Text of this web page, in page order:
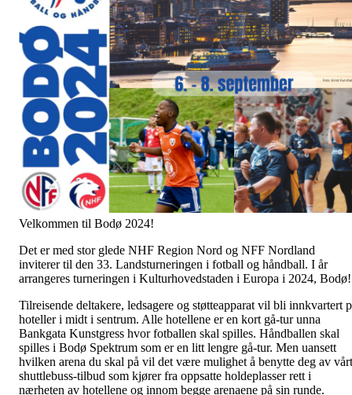
Velkommen til Bodø 2024!
Det er med stor glede NHF Region Nord og NFF Nordland
inviterer til den 33. Landsturneringen i fotball og håndball. I år
arrangeres turneringen i Kulturhovedstaden i Europa i 2024,
Tilreisende deltakere, ledsagere og støtteapparat vil bli innkvartert
hoteller i midt i sentrum. Alle hotellene er en kort gå-tur unna
Bankgata Kunstgress hvor fotballen skal spilles. Håndballen skal
spilles i Bodø Spektrum som er en litt lengre gå-tur. Men uansett
hvilken arena du skal på vil det være mulighet å benytte deg av vårt
shuttlebuss-tilbud som kjører fra oppsatte holdeplasser rett i
nærheten av hotellene og innom begge arenaene på sin runde.